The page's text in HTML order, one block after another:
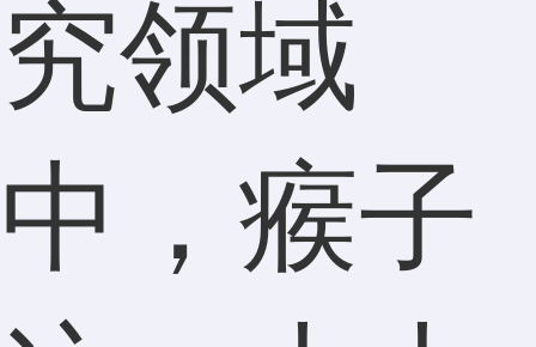
究领域
中，瘊子